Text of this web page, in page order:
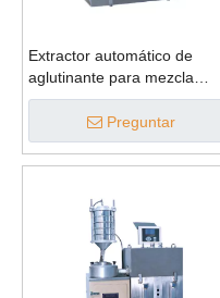
Extractor automático de
aglutinante para mezcla
bituminosa ASTM 1500g
Preguntar